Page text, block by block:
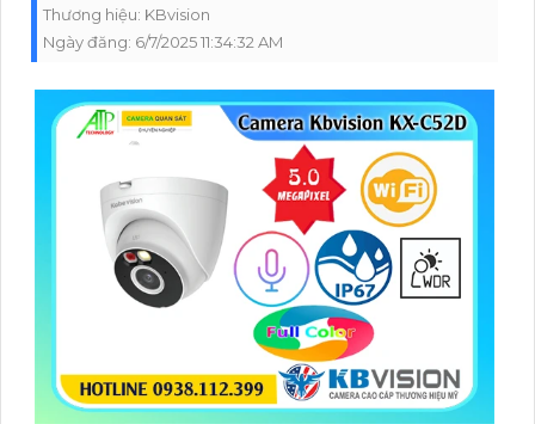
Thương hiệu: KBvision
Ngày đăng: 6/7/2025 11:34:32 AM